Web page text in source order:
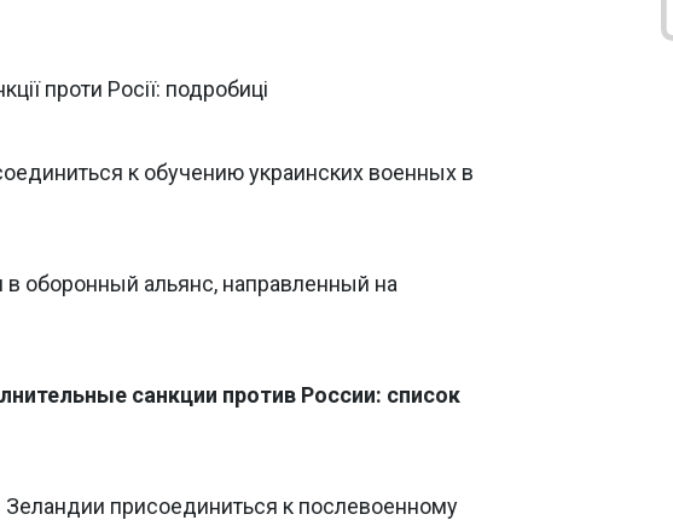
проти Росії: подробиці
к обучению украинских военных в
оборонный альянс, направленный на
санкции против России: список
присоединиться к послевоенному